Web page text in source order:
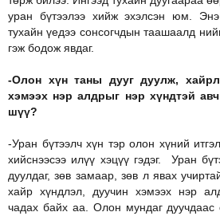
уран бүтээлээ хийж эхэлсэн юм.
тухайн үедээ сонсогчдын таашаалд
гэж бодож явдаг.
-Олон хүн таны дууг дуулж,
хэмээх нэр алдрыг нэр хүндтэй
шүү?
-Уран бүтээлч хүн тэр олон хүний
хийснээсээ илүү хэцүү гэдэг. Уран
дуулдаг, зөв замаар, зөв л явах
хайр хүндлэл, дуучин хэмээх нэр
чадах байх аа. Олон мундаг дуучдаас